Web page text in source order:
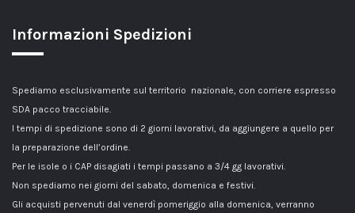
Informazioni Spedizioni
Spediamo esclusivamente sul territorio nazionale, con corriere espresso
SDA pacco tracciabile.
I tempi di spedizione sono di 2 giorni lavorativi, da aggiungere a quello per
la preparazione dell’ordine.
Per le isole o i CAP disagiati i tempi passano a 3/4 gg lavorativi.
Non spediamo nei giorni del sabato, domenica e festivi.
Gli acquisti pervenuti dal venerdì pomeriggio alla domenica, verranno